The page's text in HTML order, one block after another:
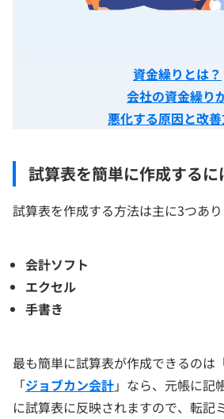
資金繰りとは？
会社の資金繰り
悪化する原因と改
試算表を簡単に作成するに
試算表を作成する方法は主に3つあり
会計ソフト
エクセル
手書き
最も簡単に試算表が作成できるのは
「ジョブカン会計」なら、元帳に記
に試算表に反映されますので、転記